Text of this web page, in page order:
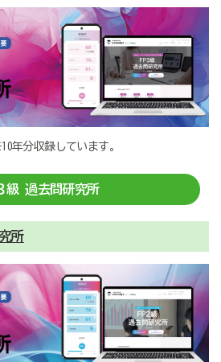
年分収録しています。
級 過去問研究所
所